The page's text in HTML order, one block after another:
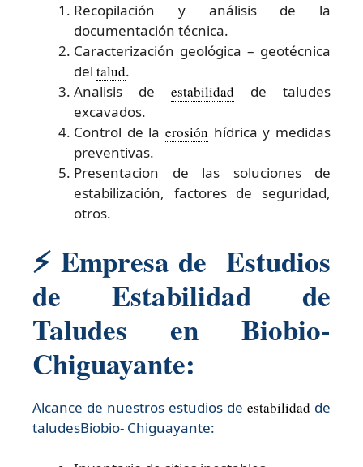
Recopilación y análisis de la
documentación técnica.
Caracterización geológica – geotécnica
del talud.
Analisis de estabilidad de taludes
excavados.
Control de la erosión hídrica y medidas
preventivas.
Presentacion de las soluciones de
estabilización, factores de seguridad,
otros.
⚡ Empresa de Estudios
de Estabilidad de
Taludes en Biobio-
Chiguayante:
Alcance de nuestros estudios de estabilidad de
taludesBiobio- Chiguayante:​